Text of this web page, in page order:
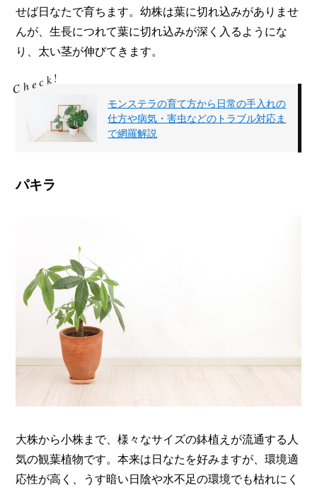
せば日なたで育ちます。幼株は葉に切れ込みがありませ
んが、生長につれて葉に切れ込みが深く入るようにな
り、太い茎が伸びてきます。
モンステラの育て方から日常の手入れの
仕方や病気・害虫などのトラブル対応ま
で網羅解説
パキラ
大株から小株まで、様々なサイズの鉢植えが流通する人
気の観葉植物です。本来は日なたを好みますが、環境適
応性が高く、うす暗い日陰や水不足の環境でも枯れにく